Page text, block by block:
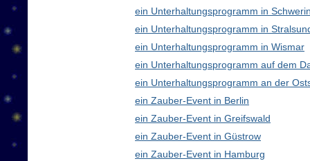
ein Unterhaltungsprogramm in
ein Unterhaltungsprogramm in
ein Unterhaltungsprogramm in Wismar
ein Unterhaltungsprogramm auf dem
ein Unterhaltungsprogramm an der
ein Zauber-Event in Berlin
ein Zauber-Event in Greifswald
ein Zauber-Event in Güstrow
ein Zauber-Event in Hamburg